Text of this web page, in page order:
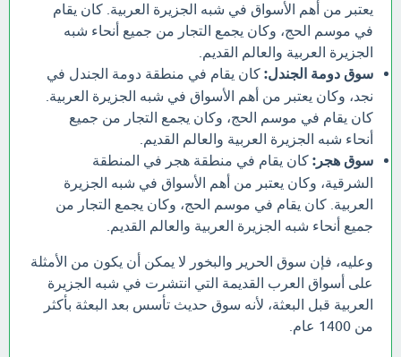
يعتبر من أهم الأسواق في شبه الجزيرة العربية. كان يقام
في موسم الحج، وكان يجمع التجار من جميع أنحاء شبه
الجزيرة العربية والعالم القديم.
سوق دومة الجندل: كان يقام في منطقة دومة الجندل في
نجد، وكان يعتبر من أهم الأسواق في شبه الجزيرة العربية.
كان يقام في موسم الحج، وكان يجمع التجار من جميع
أنحاء شبه الجزيرة العربية والعالم القديم.
سوق هجر: كان يقام في منطقة هجر في المنطقة
الشرقية، وكان يعتبر من أهم الأسواق في شبه الجزيرة
العربية. كان يقام في موسم الحج، وكان يجمع التجار من
جميع أنحاء شبه الجزيرة العربية والعالم القديم.
وعليه، فإن سوق الحرير والبخور لا يمكن أن يكون من الأمثلة
على أسواق العرب القديمة التي انتشرت في شبه الجزيرة
العربية قبل البعثة، لأنه سوق حديث تأسس بعد البعثة بأكثر
من 1400 عام.